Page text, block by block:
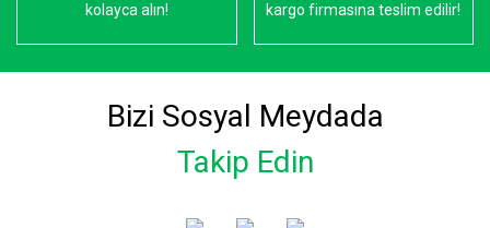
kolayca alın!
kargo firmasına teslim edilir!
Bizi Sosyal Meydada
Takip Edin